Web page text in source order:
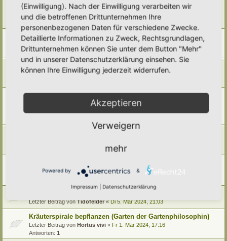
Käferkeller...
Letzter Beitrag vonSimbienchen«Fr 23. Mai 2025, 15:40
Hochbeet aus Dachpfannen im Hortus roboris animi et pax
Letzter Beitrag von Simbienchen «
Mi 12. Mär 2025, 21:17
Antworten:4
Kürbis als Haloweenlicht
Letzter Beitrag vonAmarille«Di 29. Okt 2024, 16:12
Kräuterspirale auf schmaler Grundfläche im Hortus
Bergermann)
Tidofelder
Letzter Beitrag von Tidofelder« Di 5. Mär 2024, 21:03
Kräuterspirale bepflanzen (Garten der Gartenphilosophin)
Letzter Beitrag von Hortus vivi « Fr 1. Mär 2024, 17:16
Antworten: 1
(Einwilligung). Nach der Einwilligung verarbeiten wir
und die betroffenen Drittunternehmen Ihre
personenbezogenen Daten für verschiedene Zwecke.
Detaillierte Informationen zu Zweck, Rechtsgrundlagen,
Drittunternehmen können Sie unter dem Button "Mehr"
und in unserer Datenschutzerklärung einsehen. Sie
können Ihre Einwilligung jederzeit widerrufen.
Akzeptieren
Verweigern
mehr
Powered by &
Impressum Datenschutzerklärung